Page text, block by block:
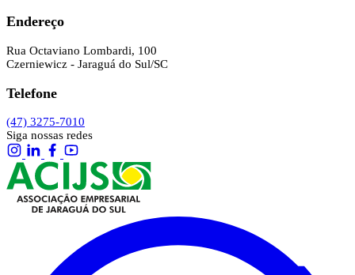
Endereço
Rua Octaviano Lombardi, 100
Czerniewicz - Jaraguá do Sul/SC
Telefone
(47) 3275-7010
Siga nossas redes